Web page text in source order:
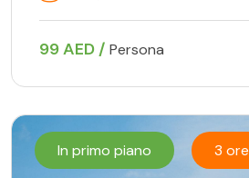
99 AED / Persona
In primo piano 3 ore